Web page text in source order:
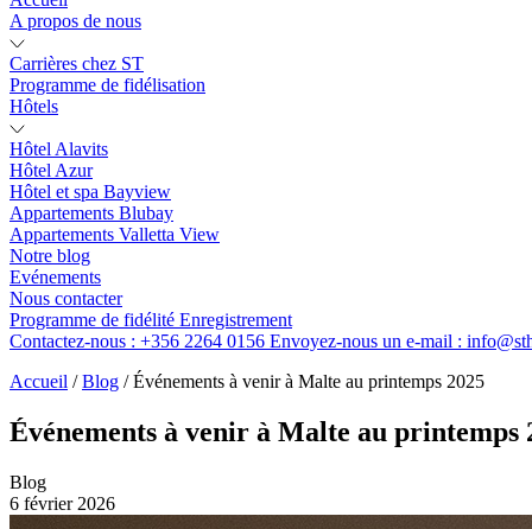
A propos de nous
Carrières chez ST
Programme de fidélisation
Hôtels
Hôtel Alavits
Hôtel Azur
Hôtel et spa Bayview
Appartements Blubay
Appartements Valletta View
Notre blog
Evénements
Nous contacter
Programme de fidélité Enregistrement
Contactez-nous : +356 2264 0156 Envoyez-nous un e-mail :
Accueil /Blog /Événements à venir à Malte au printemps 2025
Événements à venir à Malte au printemps
Blog
6 février 2026